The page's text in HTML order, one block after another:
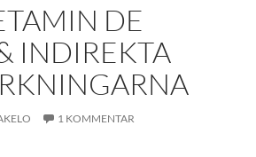
DE
INDIREKTA
1 KOMMENTAR